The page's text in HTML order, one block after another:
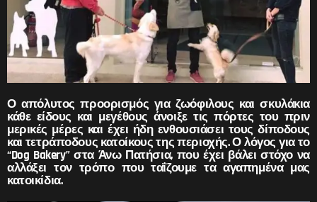
Ο απόλυτος προορισμός για ζωόφιλους και σκυλάκια
κάθε είδους και μεγέθους άνοιξε τις πόρτες του πριν
μερικές μέρες και έχει ήδη ενθουσιάσει τους δίποδους
και τετράποδους κατοίκους της περιοχής. Ο λόγος για το
“Dog Bakery” στα Άνω Πατήσια, που έχει βάλει στόχο να
αλλάξει τον τρόπο που ταΐζουμε τα αγαπημένα μας
κατοικίδια.